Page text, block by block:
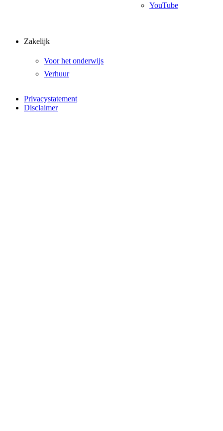
YouTube
Zakelijk
Voor het onderwijs
Verhuur
Privacystatement
Disclaimer